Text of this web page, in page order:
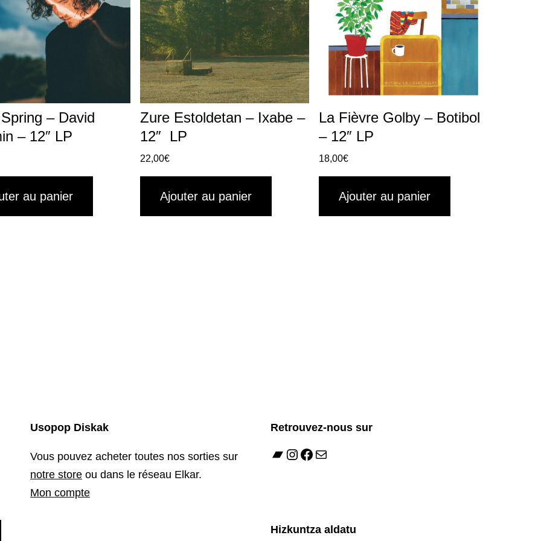
– David
– 12″ LP
au panier
Zure Estoldetan – Ixabe –
12″ LP
22,00€
Ajouter au panier
La Fièvre Golby – Botibol
– 12″ LP
18,00€
Ajouter au panier
Usopop Diskak
Vous pouvez acheter toutes nos sorties sur
notre store ou dans le réseau Elkar.
Mon compte
Retrouvez-nous sur
Bandcamp
Instagram
Facebook
E-mail
Hizkuntza aldatu